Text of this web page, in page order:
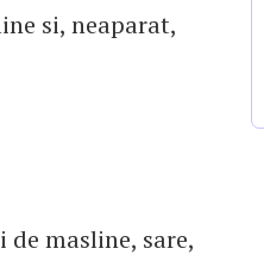
si, neaparat,
masline, sare,